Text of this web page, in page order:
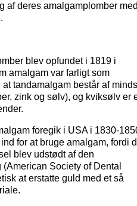
af deres amalgamplomber
blev opfundet i 1819 i
amalgam var farligt som
tandamalgam består af
zink og sølv), og kviksølv er
foregik i USA i 1830-
for at bruge amalgam, fordi
blev udstødt af den
Society of Dental
at erstatte guld med et så